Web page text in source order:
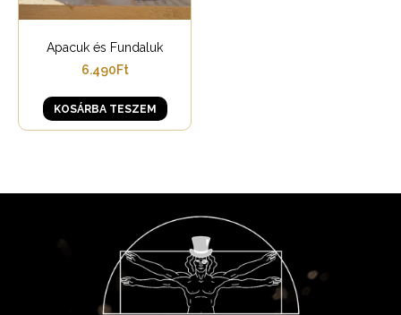
Apacuk és Fundaluk
6.490Ft
KOSÁRBA TESZEM